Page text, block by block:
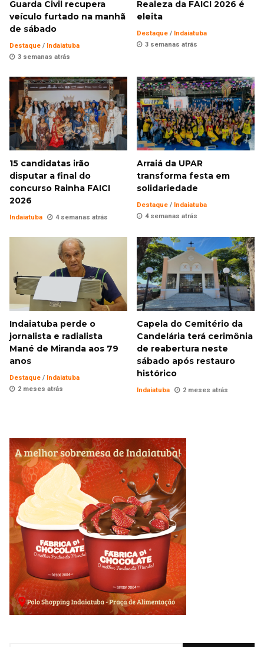
Guarda Civil recupera
veículo furtado na manhã
de sábado
Destaque / Indaiatuba
3 semanas atrás
Realeza da FAICI 2026 é
eleita
Destaque / Indaiatuba
3 semanas atrás
15 candidatas irão
disputar a final do
concurso Rainha FAICI
2026
Indaiatuba 4 semanas atrás
Arraiá da UPAR
transforma festa em
solidariedade
Destaque / Indaiatuba
4 semanas atrás
Indaiatuba perde o
jornalista e radialista
Mané de Miranda aos 79
anos
Destaque / Indaiatuba
2 meses atrás
Capela do Cemitério da
Candelária terá cerimônia
de reabertura neste
sábado após restauro
histórico
Indaiatuba 2 meses atrás